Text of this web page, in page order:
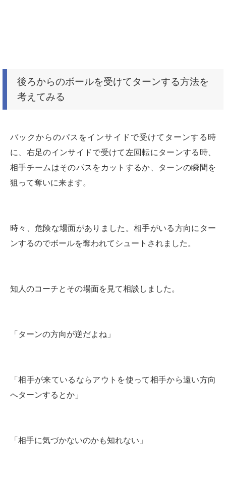
後ろからのボールを受けてターンする方法を
考えてみる
バックからのパスをインサイドで受けてターンする時
に、右足のインサイドで受けて左回転にターンする時、
相手チームはそのパスをカットするか、ターンの瞬間を
狙って奪いに来ます。
時々、危険な場面がありました。相手がいる方向にター
ンするのでボールを奪われてシュートされました。
知人のコーチとその場面を見て相談しました。
「ターンの方向が逆だよね」
「相手が来ているならアウトを使って相手から遠い方向
へターンするとか」
「相手に気づかないのかも知れない」